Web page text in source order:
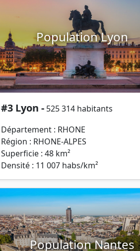
Population Lyon
#3 Lyon - 525 314 habitants
Département : RHONE
Région : RHONE-ALPES
Superficie : 48 km²
Densité : 11 007 habs/km²
Population Nantes